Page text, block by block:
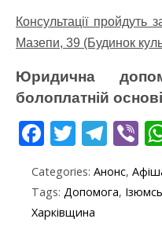
Консультації пройдуть
Мазепи, 39 (Будинок
Юридична
болоплатній
F
ac
e
b
T
w
itt
er
T
el
e
gr
Vi
b
er
Categories: Анонс,
Tags: Допомога,
Харківщина